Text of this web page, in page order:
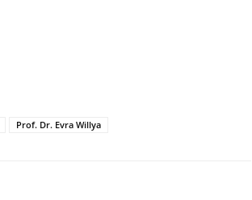
Prof. Dr. Evra Willya